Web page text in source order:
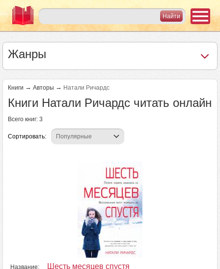
Жанры
Книги → Авторы → Натали Ричардс
Книги Натали Ричардс читать онлайн
Всего книг: 3
Сортировать:
Название: Шесть месяцев спустя